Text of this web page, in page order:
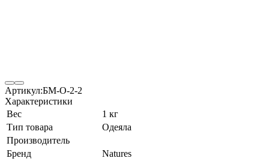
Артикул:БМ-О-2-2
Характеристики
Вес
1 кг
Тип товара
Одеяла
Производитель
Бренд
Natures